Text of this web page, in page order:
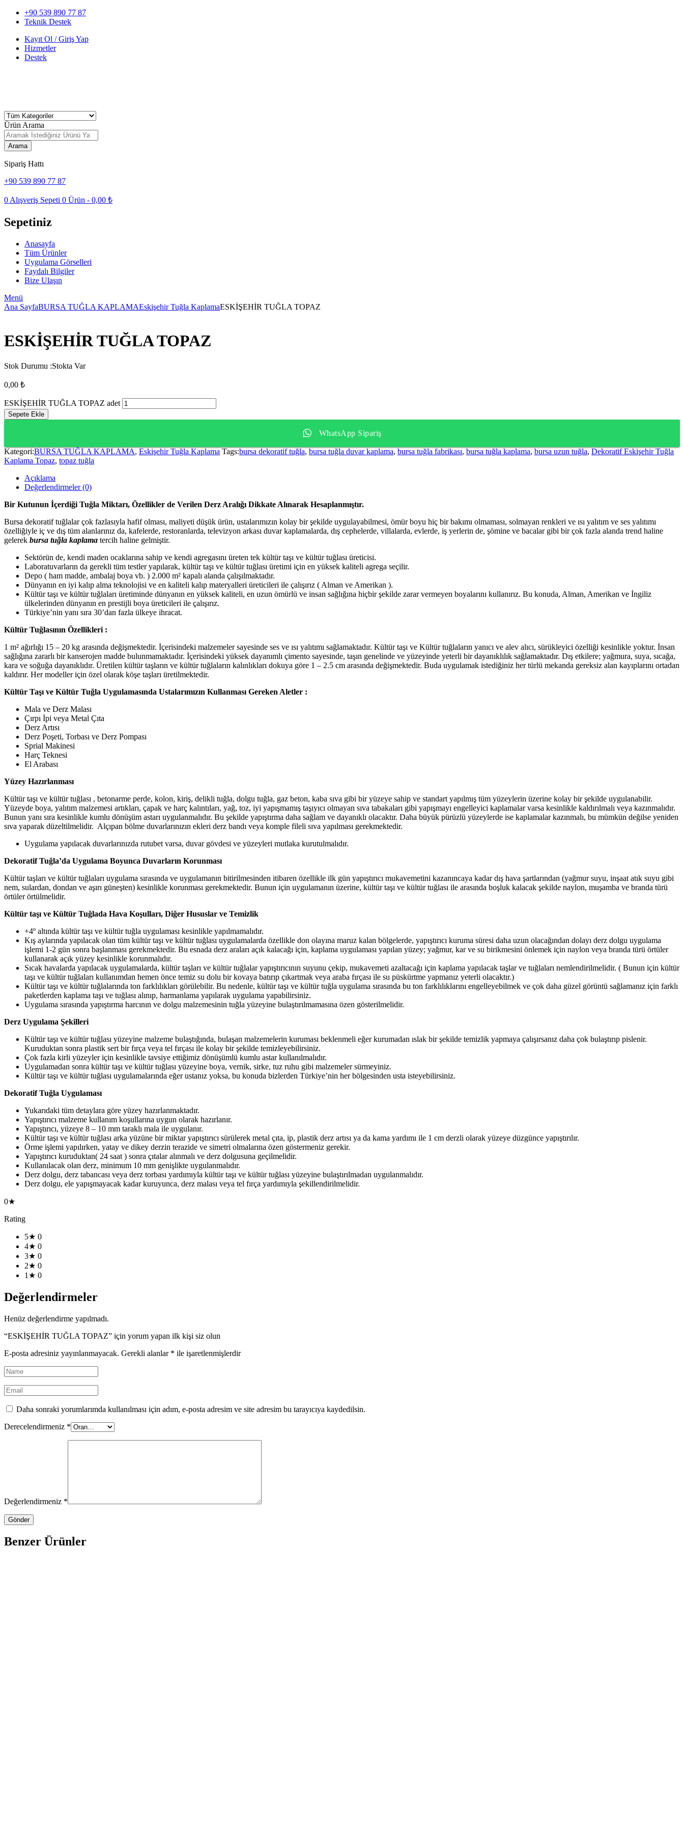
+90 539 890 77 87
Teknik Destek
Kayıt Ol / Giriş Yap
Hizmetler
Destek
Ürün Arama
Arama
Sipariş Hattı
+90 539 890 77 87
0 Alışveriş Sepeti 0 Ürün - 0,00 ₺
Sepetiniz
Anasayfa
Tüm Ürünler
Uygulama Görselleri
Faydalı Bilgiler
Bize Ulaşın
Menü
Ana SayfaBURSA TUĞLA KAPLAMAEskişehir Tuğla KaplamaESKİŞEHİR TUĞLA TOPAZ
ESKİŞEHİR TUĞLA TOPAZ
Stok Durumu :Stokta Var
0,00 ₺
ESKİŞEHİR TUĞLA TOPAZ adet
Sepete Ekle
WhatsApp Sipariş
Kategori:BURSA TUĞLA KAPLAMA, Eskişehir Tuğla Kaplama Tags:bursa dekoratif tuğla, bursa tuğla duvar kaplama, bursa tuğla fabrikası, bursa tuğla kaplama, bursa uzun tuğla, Dekoratif Eskişehir Tuğla
Kaplama Topaz, topaz tuğla
Açıklama
Değerlendirmeler (0)
Bir Kutunun İçerdiği Tuğla Miktarı, Özellikler de Verilen Derz Aralığı Dikkate Alınarak Hesaplanmıştır.
Bursa dekoratif tuğlalar çok fazlasıyla hafif olması, maliyeti düşük ürün, ustalarımızın kolay bir şekilde uygulayabilmesi, ömür boyu hiç bir bakımı olmaması, solmayan renkleri ve ısı yalıtım ve ses yalıtımı
özelliğiyle iç ve dış tüm alanlarınız da, kafelerde, restoranlarda, televizyon arkası duvar kaplamalarda, dış cephelerde, villalarda, evlerde, iş yerlerin de, şömine ve bacalar gibi bir çok fazla alanda trend haline
gelerek bursa tuğla kaplama tercih haline gelmiştir.
Sektörün de, kendi maden ocaklarına sahip ve kendi agregasını üreten tek kültür taşı ve kültür tuğlası üreticisi.
Laboratuvarların da gerekli tüm testler yapılarak, kültür taşı ve kültür tuğlası üretimi için en yüksek kaliteli agrega seçilir.
Depo ( ham madde, ambalaj boya vb. ) 2.000 m² kapalı alanda çalışılmaktadır.
Dünyanın en iyi kalıp alma teknolojisi ve en kaliteli kalıp materyalleri üreticileri ile çalışırız ( Alman ve Amerikan ).
Kültür taşı ve kültür tuğlaları üretiminde dünyanın en yüksek kaliteli, en uzun ömürlü ve insan sağlığına hiçbir şekilde zarar vermeyen boyalarını kullanırız. Bu konuda, Alman, Amerikan ve İngiliz
ülkelerinden dünyanın en prestijli boya üreticileri ile çalışırız.
Türkiye’nin yanı sıra 30’dan fazla ülkeye ihracat.
Kültür Tuğlasının Özellikleri :
1 m² ağırlığı 15 – 20 kg arasında değişmektedir. İçerisindeki malzemeler sayesinde ses ve ısı yalıtımı sağlamaktadır. Kültür taşı ve Kültür tuğlaların yanıcı ve alev alıcı, sürükleyici özelliği kesinlikle yoktur. İnsan
sağlığına zararlı bir kanserojen madde bulunmamaktadır. İçerisindeki yüksek dayanımlı çimento sayesinde, taşın genelinde ve yüzeyinde yeterli bir dayanıklılık sağlamaktadır. Dış etkilere; yağmura, suya, sıcağa,
kara ve soğuğa dayanıklıdır. Üretilen kültür taşların ve kültür tuğlaların kalınlıkları dokuya göre 1 – 2.5 cm arasında değişmektedir. Buda uygulamak istediğiniz her türlü mekanda gereksiz alan kayıplarını ortadan
kaldırır. Her modeller için özel olarak köşe taşları üretilmektedir.
Kültür Taşı ve Kültür Tuğla Uygulamasında Ustalarımızın Kullanması Gereken Aletler :
Mala ve Derz Malası
Çırpı İpi veya Metal Çıta
Derz Artısı
Derz Poşeti, Torbası ve Derz Pompası
Sprial Makinesi
Harç Teknesi
El Arabası
Yüzey Hazırlanması
Kültür taşı ve kültür tuğlası , betonarme perde, kolon, kiriş, delikli tuğla, dolgu tuğla, gaz beton, kaba sıva gibi bir yüzeye sahip ve standart yapılmış tüm yüzeylerin üzerine kolay bir şekilde uygulanabilir.
Yüzeyde boya, yalıtım malzemesi artıkları, çapak ve harç kalıntıları, yağ, toz, iyi yapışmamış taşıyıcı olmayan sıva tabakaları gibi yapışmayı engelleyici kaplamalar varsa kesinlikle kaldırılmalı veya kazınmalıdır.
Bunun yanı sıra kesinlikle kumlu dönüşüm astarı uygulanmalıdır. Bu şekilde yapıştırma daha sağlam ve dayanıklı olacaktır. Daha büyük pürüzlü yüzeylerde ise kaplamalar kazınmalı, bu mümkün değilse yeniden
sıva yaparak düzeltilmelidir. Alçıpan bölme duvarlarınızın ekleri derz bandı veya komple fileli sıva yapılması gerekmektedir.
Uygulama yapılacak duvarlarınızda rutubet varsa, duvar gövdesi ve yüzeyleri mutlaka kurutulmalıdır.
Dekoratif Tuğla’da Uygulama Boyunca Duvarların Korunması
Kültür taşları ve kültür tuğlaları uygulama sırasında ve uygulamanın bitirilmesinden itibaren özellikle ilk gün yapıştırıcı mukavemetini kazanıncaya kadar dış hava şartlarından (yağmur suyu, inşaat atık suyu gibi
nem, sulardan, dondan ve aşırı güneşten) kesinlikle korunması gerekmektedir. Bunun için uygulamanın üzerine, kültür taşı ve kültür tuğlası ile arasında boşluk kalacak şekilde naylon, muşamba ve branda türü
örtüler örtülmelidir.
Kültür taşı ve Kültür Tuğlada Hava Koşulları, Diğer Hususlar ve Temizlik
+4º altında kültür taşı ve kültür tuğla uygulaması kesinlikle yapılmamalıdır.
Kış aylarında yapılacak olan tüm kültür taşı ve kültür tuğlası uygulamalarda özellikle don olayına maruz kalan bölgelerde, yapıştırıcı kuruma süresi daha uzun olacağından dolayı derz dolgu uygulama
işlemi 1-2 gün sonra başlanması gerekmektedir. Bu esnada derz araları açık kalacağı için, kaplama uygulaması yapılan yüzey; yağmur, kar ve su birikmesini önlemek için naylon veya branda türü örtüler
kullanarak açık yüzey kesinlikle korunmalıdır.
Sıcak havalarda yapılacak uygulamalarda, kültür taşları ve kültür tuğlalar yapıştırıcının suyunu çekip, mukavemeti azaltacağı için kaplama yapılacak taşlar ve tuğlaları nemlendirilmelidir. ( Bunun için kültür
taşı ve kültür tuğlaları kullanımdan hemen önce temiz su dolu bir kovaya batırıp çıkartmak veya araba fırçası ile su püskürtme yapmanız yeterli olacaktır.)
Kültür taşı ve kültür tuğlalarında ton farklılıkları görülebilir. Bu nedenle, kültür taşı ve kültür tuğla uygulama sırasında bu ton farklılıklarını engelleyebilmek ve çok daha güzel görüntü sağlamanız için farklı
paketlerden kaplama taşı ve tuğlası alınıp, harmanlama yapılarak uygulama yapabilirsiniz.
Uygulama sırasında yapıştırma harcının ve dolgu malzemesinin tuğla yüzeyine bulaştırılmamasına özen gösterilmelidir.
Derz Uygulama Şekilleri
Kültür taşı ve kültür tuğlası yüzeyine malzeme bulaştığında, bulaşan malzemelerin kuruması beklenmeli eğer kurumadan ıslak bir şekilde temizlik yapmaya çalışırsanız daha çok bulaştırıp pislenir.
Kuruduktan sonra plastik sert bir fırça veya tel fırçası ile kolay bir şekilde temizleyebilirsiniz.
Çok fazla kirli yüzeyler için kesinlikle tavsiye ettiğimiz dönüşümlü kumlu astar kullanılmalıdır.
Uygulamadan sonra kültür taşı ve kültür tuğlası yüzeyine boya, vernik, sirke, tuz ruhu gibi malzemeler sürmeyiniz.
Kültür taşı ve kültür tuğlası uygulamalarında eğer ustanız yoksa, bu konuda bizlerden Türkiye’nin her bölgesinden usta isteyebilirsiniz.
Dekoratif Tuğla Uygulaması
Yukarıdaki tüm detaylara göre yüzey hazırlanmaktadır.
Yapıştırıcı malzeme kullanım koşullarına uygun olarak hazırlanır.
Yapıştırıcı, yüzeye 8 – 10 mm taraklı mala ile uygulanır.
Kültür taşı ve kültür tuğlası arka yüzüne bir miktar yapıştırıcı sürülerek metal çıta, ip, plastik derz artısı ya da kama yardımı ile 1 cm derzli olarak yüzeye düzgünce yapıştırılır.
Örme işlemi yapılırken, yatay ve dikey derzin terazide ve simetri olmalarına özen göstermeniz gerekir.
Yapıştırıcı kuruduktan( 24 saat ) sonra çıtalar alınmalı ve derz dolgusuna geçilmelidir.
Kullanılacak olan derz, minimum 10 mm genişlikte uygulanmalıdır.
Derz dolgu, derz tabancası veya derz torbası yardımıyla kültür taşı ve kültür tuğlası yüzeyine bulaştırılmadan uygulanmalıdır.
Derz dolgu, ele yapışmayacak kadar kuruyunca, derz malası veya tel fırça yardımıyla şekillendirilmelidir.
0★
Rating
5★ 0
4★ 0
3★ 0
2★ 0
1★ 0
Değerlendirmeler
Henüz değerlendirme yapılmadı.
“ESKİŞEHİR TUĞLA TOPAZ” için yorum yapan ilk kişi siz olun
E-posta adresiniz yayınlanmayacak. Gerekli alanlar * ile işaretlenmişlerdir
Daha sonraki yorumlarımda kullanılması için adım, e-posta adresim ve site adresim bu tarayıcıya kaydedilsin.
Derecelendirmeniz *
Değerlendirmeniz *
Benzer Ürünler